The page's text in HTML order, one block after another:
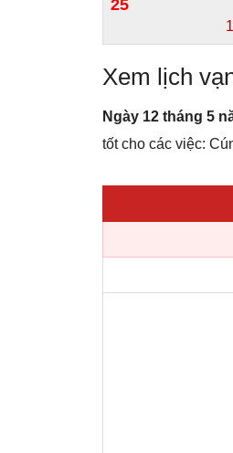
25
Xem lịch
Ngày 12 tháng 5
tốt cho các việc: